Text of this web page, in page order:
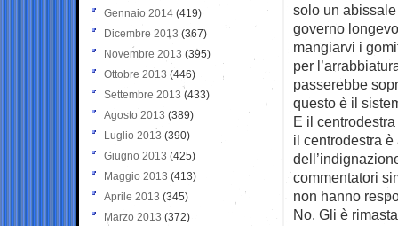
solo un
governo
mangiarvi i
per
passerebbe
questo è il
E il
il centrodestra
commentatori
non hanno
No. Gli è
Gennaio 2014 (419)
Dicembre 2013 (367)
Novembre 2013 (395)
Ottobre 2013 (446)
Settembre 2013 (433)
Agosto 2013 (389)
Luglio 2013 (390)
Giugno 2013 (425)
Maggio 2013 (413)
Aprile 2013 (345)
Marzo 2013 (372)